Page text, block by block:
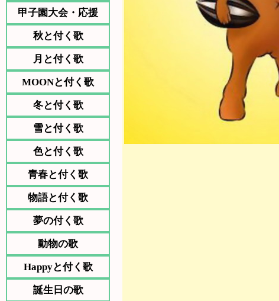
甲子園大会・応援
秋と付く歌
月と付く歌
MOONと付く歌
冬と付く歌
雪と付く歌
色と付く歌
青春と付く歌
物語と付く歌
夢の付く歌
動物の歌
Happyと付く歌
誕生日の歌